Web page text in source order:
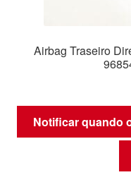
Airbag Traseiro
Notificar quando